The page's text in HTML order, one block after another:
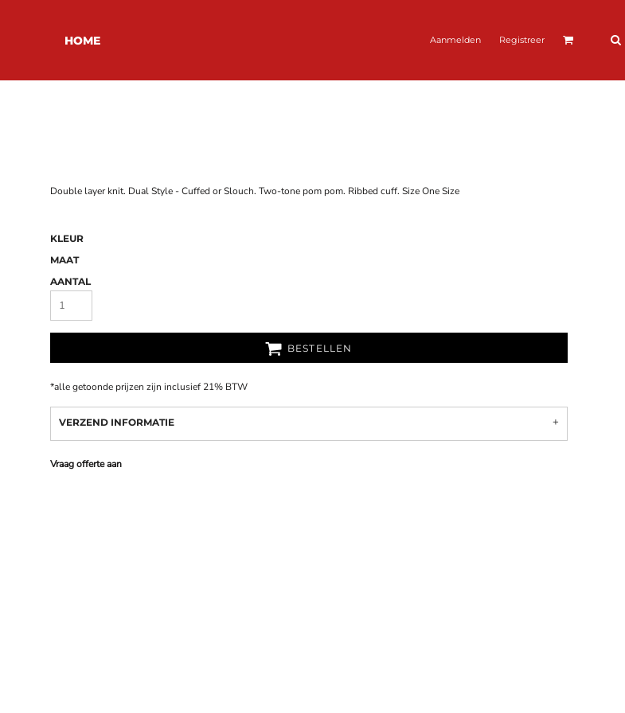
HOME Aanmelden Registreer
Double layer knit. Dual Style - Cuffed or Slouch. Two-tone pom pom. Ribbed cuff. Size One Size
KLEUR
MAAT
AANTAL
BESTELLEN
*alle getoonde prijzen zijn inclusief 21% BTW
VERZEND INFORMATIE
Vraag offerte aan